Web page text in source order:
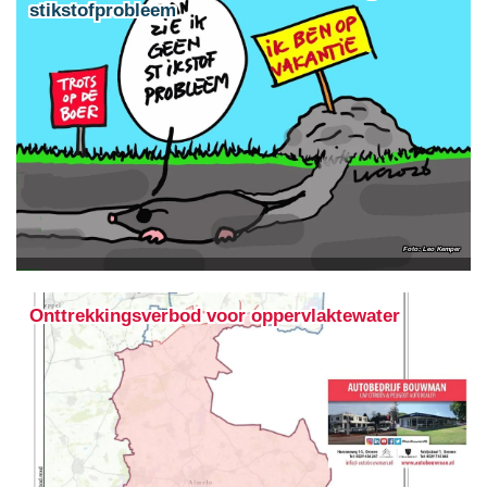
stikstofprobleem
Leo Kemper
Onttrekkingsverbod voor oppervlaktewater